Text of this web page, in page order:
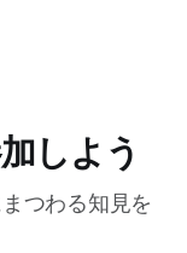
-r gイッチ、
ラム可能、アルミ
| パソコン用キー
ラピッドトリガ
しよう
つわる知見を